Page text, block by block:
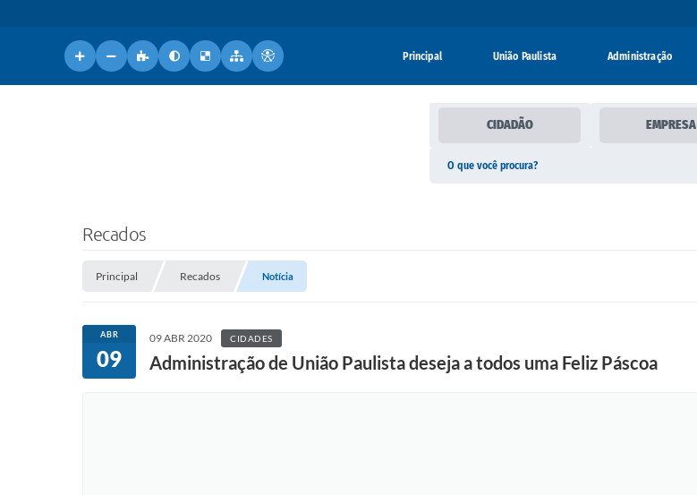
Principal União Paulista Administração
CIDADÃO EMPRESA
Recados
Principal Recados Notícia
ABR
09
09 ABR 2020 CIDADES
Administração de União Paulista deseja a todos uma Feliz Páscoa